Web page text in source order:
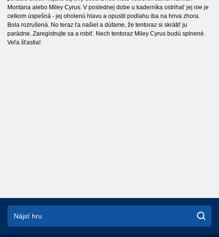
Montana alebo Miley Cyrus. V poslednej dobe u kaderníka ostrihať jej nie je
celkom úspešná - jej oholenú hlavu a opustil podlahu iba na hriva zhora.
Bola rozrušená. No teraz ťa našiel a dúfame, že tentoraz si skrátiť ju
parádne. Zaregistrujte sa a robiť. Nech tentoraz Miley Cyrus budú splnené.
Veľa šťastia!